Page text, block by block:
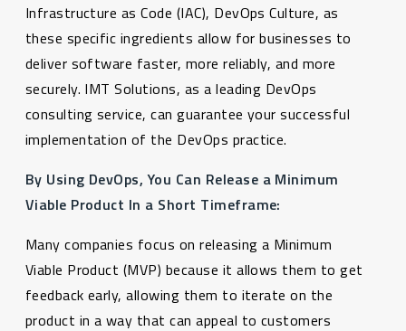
Infrastructure as Code (IAC), DevOps Culture, as
these specific ingredients allow for businesses to
deliver software faster, more reliably, and more
securely. IMT Solutions, as a leading DevOps
consulting service, can guarantee your successful
implementation of the DevOps practice.
By Using DevOps, You Can Release a Minimum
Viable Product In a Short Timeframe:
Many companies focus on releasing a Minimum
Viable Product (MVP) because it allows them to get
feedback early, allowing them to iterate on the
product in a way that can appeal to customers